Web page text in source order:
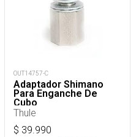
OUT14757-C
Adaptador Shimano
Para Enganche De
Cubo
Thule
$ 39.990